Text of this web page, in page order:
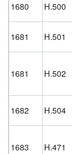
1680
H.500
1681
H.501
1681 H.502
1682 H.504
1683 H.471